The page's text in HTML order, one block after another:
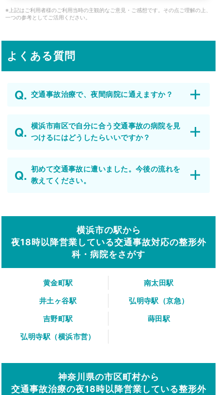
※上記はご利用者様のご利用当時の主観的なご意見・ご感想です。その点ご理解の上、
一つの参考としてご活用ください。
よくある質問
交通事故治療で、夜間病院に通えますか？
横浜市南区で自分に合う交通事故の病院を見
つけるにはどうしたらいいですか？
初めて交通事故に遭いました。今後の流れを
教えてください。
横浜市の駅から
夜18時以降営業している交通事故対応の整形外
科・病院をさがす
黄金町駅
南太田駅
井土ヶ谷駅
弘明寺駅（京急）
吉野町駅
蒔田駅
弘明寺駅（横浜市営）
神奈川県の市区町村から
交通事故治療の夜18時以降営業している整形外